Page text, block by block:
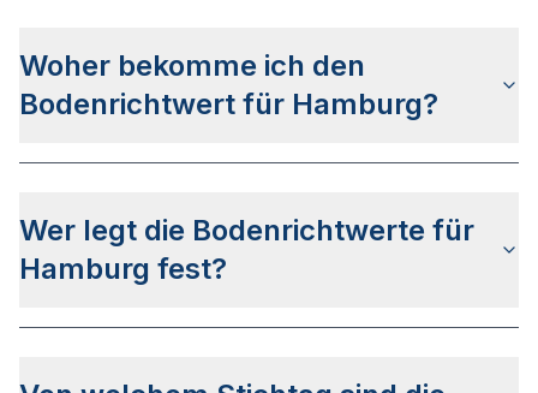
Woher bekomme ich den
Bodenrichtwert für Hamburg?
Stadtteilseiten. Alternativ können Sie bei BORIS
HHnach Ihrer Adresse suchen bzw. beim
Gutachterausschuss für Grundstückswerte in der
Wer legt die Bodenrichtwerte für
Hamburg fest?